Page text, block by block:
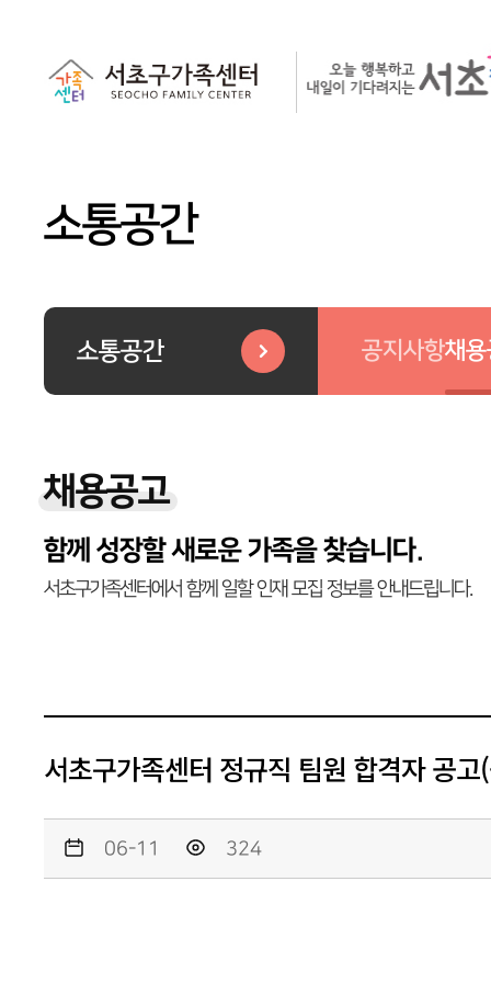
소통공간
소통공간 공지사항채
채용공고
함께 성장할 새로운 가족을 찾습니다.
서초구가족센터에서 함께 일할 인재 모집 정보를 안내드립니다.
서초구가족센터 정규직 팀원 합격자 공
06-11 324